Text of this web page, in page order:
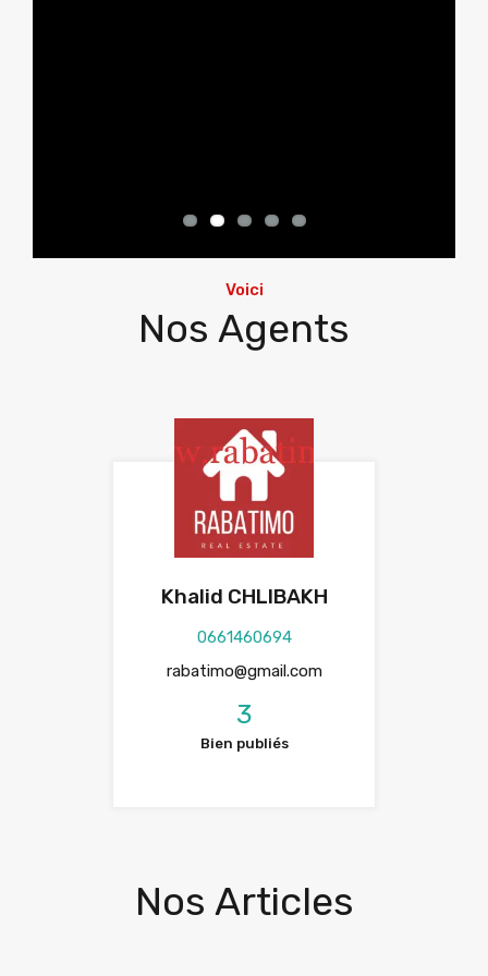
Voici
Nos Agents
Khalid CHLIBAKH
0661460694
rabatimo@gmail.com
3
Bien publiés
Nos Articles